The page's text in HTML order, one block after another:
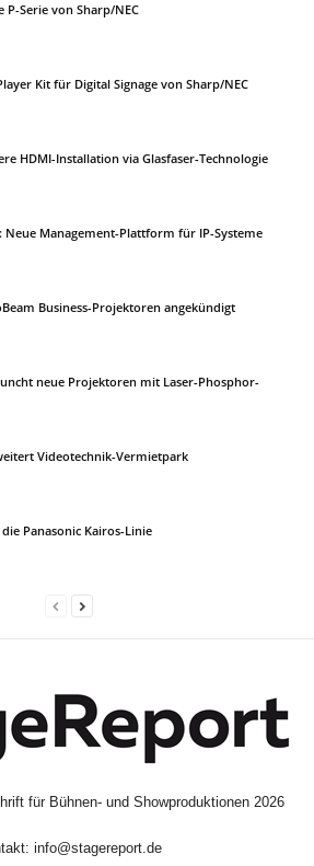
P-Serie von Sharp/NEC
Kit für Digital Signage von Sharp/NEC
HDMI-Installation via Glasfaser-Technologie
Neue Management-Plattform für IP-Systeme
Business-Projektoren angekündigt
neue Projektoren mit Laser-Phosphor-
Videotechnik-Vermietpark
Panasonic Kairos-Linie
für Bühnen- und Showproduktionen 2026
info@stagereport.de